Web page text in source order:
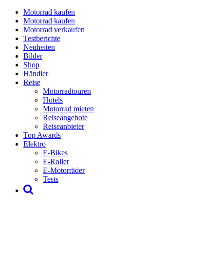
Motorrad kaufen
Motorrad kaufen
Motorrad verkaufen
Testberichte
Neuheiten
Bilder
Shop
Händler
Reise
Motorradtouren
Hotels
Motorrad mieten
Reiseangebote
Reiseanbieter
Top Awards
Elektro
E-Bikes
E-Roller
E-Motorräder
Tests